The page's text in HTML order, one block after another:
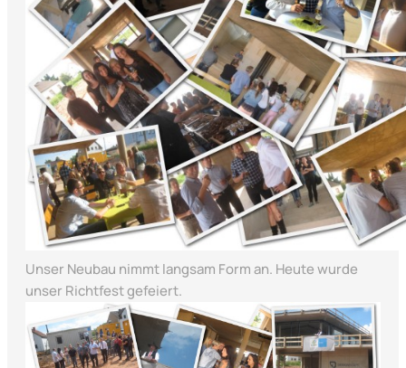
Unser Neubau nimmt langsam Form an. Heute wurde
unser Richtfest gefeiert.